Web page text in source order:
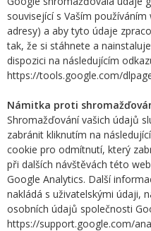
související s Vaším
adresy) a aby tyto údaje
tak, že si stáhnete a
dispozici na následujícím
https://tools.google.com/
Námitka proti
Shromažďování vašich údajů
zabránit kliknutím na
cookie pro odmítnutí, který
při dalších návštěvách této
Google Analytics. Další
nakládá s uživatelskými údaji,
osobních údajů společnosti
https://support.google.com/